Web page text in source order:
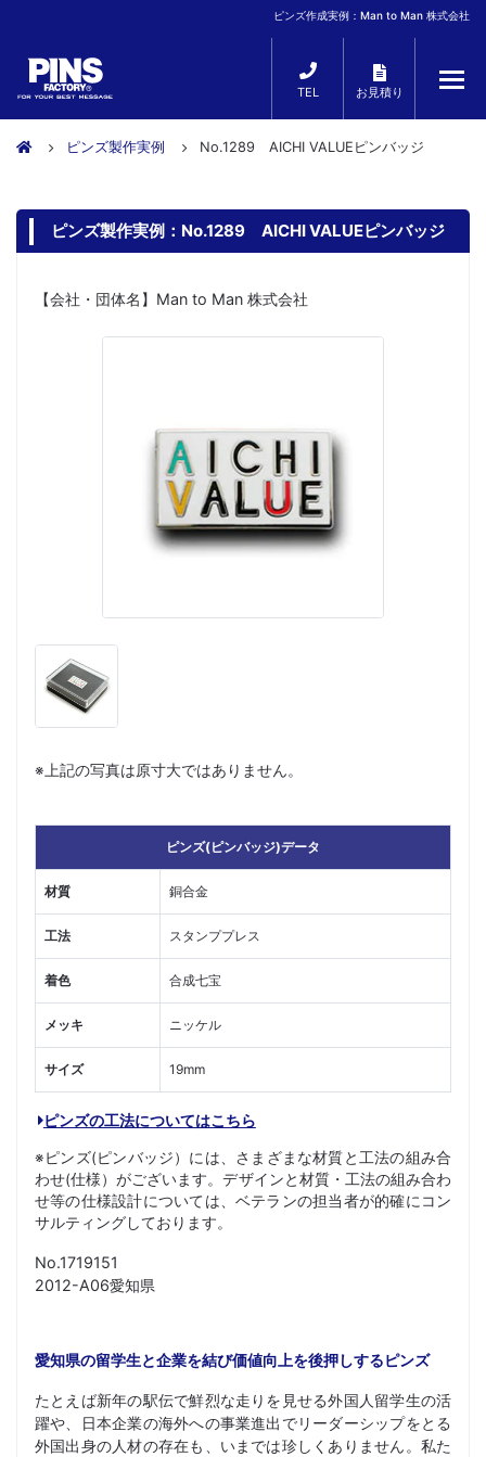
ピンズ作成実例：Man to Man 株式会社
TEL お見積り
ピンズ製作実例 No.1289 AICHI VALUEピンバッジ
ピンズ製作実例：No.1289 AICHI VALUEピンバッジ
【会社・団体名】Man to Man 株式会社
※上記の写真は原寸大ではありません。
ピンズ(ピンバッジ)データ
材質 銅合金
工法 スタンププレス
着色 合成七宝
メッキ ニッケル
サイズ 19mm
ピンズの工法についてはこちら
※ピンズ(ピンバッジ）には、さまざまな材質と工法の組み合
わせ(仕様）がございます。デザインと材質・工法の組み合わ
せ等の仕様設計については、ベテランの担当者が的確にコン
サルティングしております。
No.1719151
2012-A06愛知県
愛知県の留学生と企業を結び価値向上を後押しするピンズ
たとえば新年の駅伝で鮮烈な走りを見せる外国人留学生の活
躍や、日本企業の海外への事業進出でリーダーシップをとる
外国出身の人材の存在も、いまでは珍しくありません。私た